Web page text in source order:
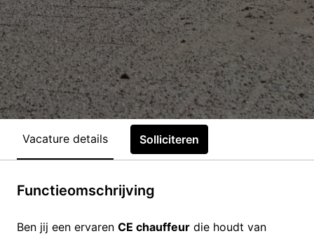
Vacature details Solliciteren
Functieomschrijving
Ben jij een ervaren CE chauffeur die houdt van